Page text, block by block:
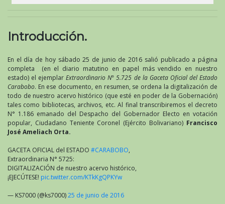
Introducción.
En el día de hoy sábado 25 de junio de 2016 salió publicado a página
completa (en el diario matutino en papel más vendido en nuestro
estado) el ejemplarExtraordinario N° 5.725 de la Gaceta Oficial del Estado
Carabobo. En ese documento, en resumen, se ordena la digitalización de
todo de nuestro acervo histórico (que esté en poder de la Gobernación)
tales como bibliotecas, archivos, etc. Al final transcribiremos el decreto
N° 1.186 emanado del Despacho del Gobernador Electo en votación
popular, Ciudadano Teniente Coronel (Ejército Bolivariano) Francisco
José Ameliach Orta.
GACETA OFICIAL del ESTADO #CARABOBO,
Extraordinaria N° 5725:
DIGITALIZACIÓN de nuestro acervo histórico,
¡EJECÚTESE! pic.twitter.com/KTkKgQPKYw
— KS7000 (@ks7000)25 de junio de 2016